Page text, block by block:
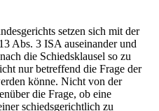
setzen sich mit der
Abs. 3 ISA auseinander und
die Schiedsklausel so zu
nur betreffend die Frage der
könne. Nicht von der
die Frage, ob eine
schiedsgerichtlich zu